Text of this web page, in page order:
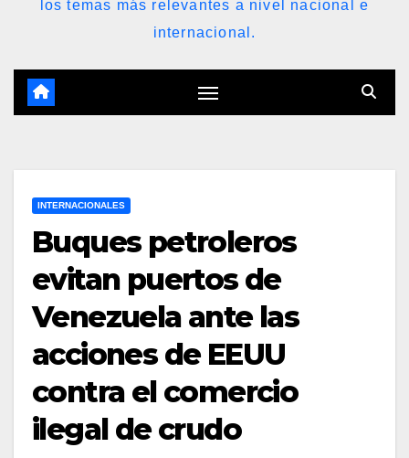
los temas más relevantes a nivel nacional e
internacional.
INTERNACIONALES
Buques petroleros
evitan puertos de
Venezuela ante las
acciones de EEUU
contra el comercio
ilegal de crudo